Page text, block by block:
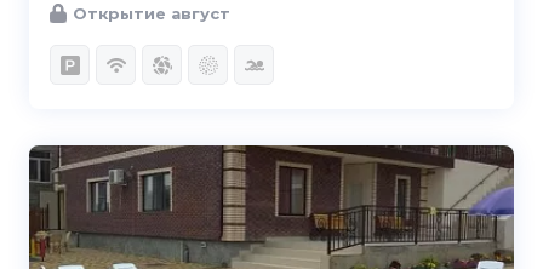
Открытие август